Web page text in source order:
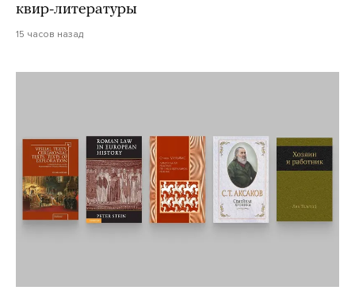
квир-литературы
15 часов назад